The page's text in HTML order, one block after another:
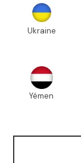
Ukraine
Yémen